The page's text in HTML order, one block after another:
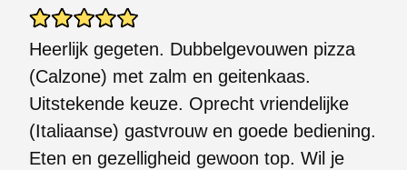
Heerlijk gegeten. Dubbelgevouwen pizza
(Calzone) met zalm en geitenkaas.
Uitstekende keuze. Oprecht vriendelijke
(Italiaanse) gastvrouw en goede bediening.
Eten en gezelligheid gewoon top. Wil je